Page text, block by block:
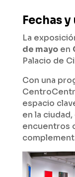
Fechas
La
de mayoen
Palacio de
Con una
espacio
en la
encuentros